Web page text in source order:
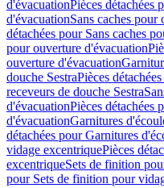
d'évacuationPièces détachées
d'évacuationSans caches pour
détachées pour Sans caches
pour ouverture d'évacuation
ouverture d'évacuation
douche SestraPièces
receveurs de douche Sestra
d'évacuationPièces détachées
d'évacuationGarnitures
détachées pour Garnitures
vidage excentriquePièces
excentriqueSets de finition
pour Sets de finition pour